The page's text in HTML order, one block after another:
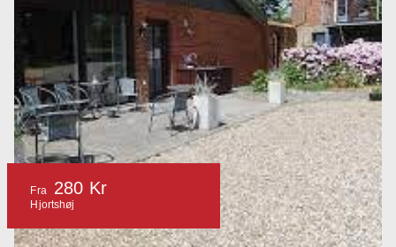
Fra 280 Kr
Hjortshøj